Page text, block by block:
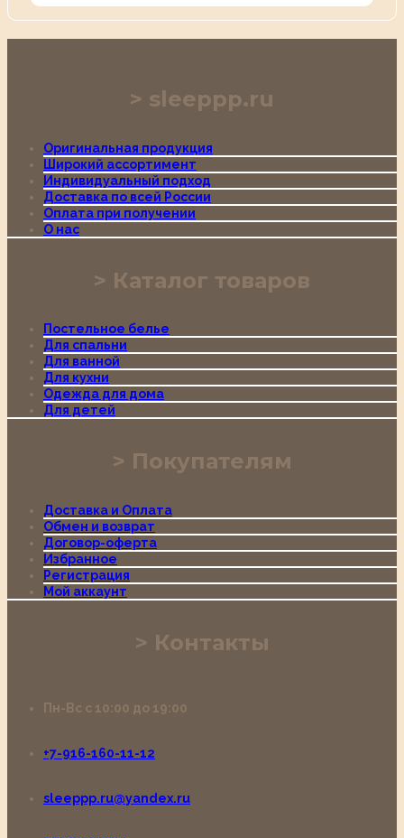
sleeppp.ru
Оригинальная продукция
Широкий ассортимент
Индивидуальный подход
Доставка по всей России
Оплата при получении
О нас
Каталог товаров
Постельное белье
Для спальни
Для ванной
Для кухни
Одежда для дома
Для детей
Покупателям
Доставка и Оплата
Обмен и возврат
Договор-оферта
Избранное
Регистрация
Мой аккаунт
Контакты
Пн-Вс с 10:00 до 19:00
+7-916-160-11-12
sleeppp.ru@yandex.ru